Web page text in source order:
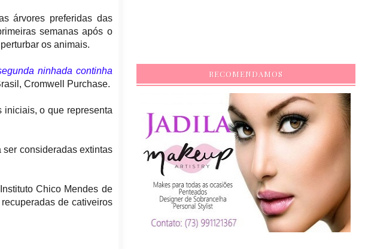
árvores preferidas das
semanas após o
os animais.
ninhada continha
Cromwell Purchase.
iniciais, o que representa
consideradas extintas
Chico Mendes de
de cativeiros
RECOMENDAMOS